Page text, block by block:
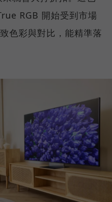
RGB 開始受到市場
色彩與對比，能精準落